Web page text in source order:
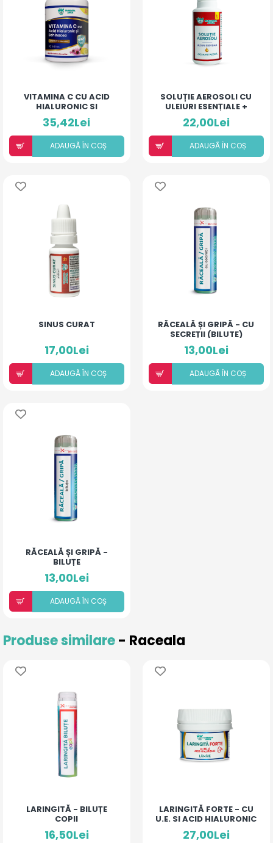
VITAMINA C CU ACID
HIALURONIC SI
ECHINACEA
35,42Lei
ADAUGÃ ÎN COȘ
SOLUȚIE AEROSOLI CU
ULEIURI ESENȚIALE +
DEXAMETAZONĂ
22,00Lei
ADAUGÃ ÎN COȘ
SINUS CURAT
17,00Lei
ADAUGÃ ÎN COȘ
RĂCEALĂ ȘI GRIPĂ - CU
SECREȚII (BILUTE)
13,00Lei
ADAUGÃ ÎN COȘ
RĂCEALĂ ȘI GRIPĂ -
BILUȚE
13,00Lei
ADAUGÃ ÎN COȘ
Produse similare- Raceala
LARINGITĂ - BILUȚE
COPII
16,50Lei
LARINGITĂ FORTE - CU
U.E. SI ACID HIALURONIC
(LĂMÂIE)
27,00Lei